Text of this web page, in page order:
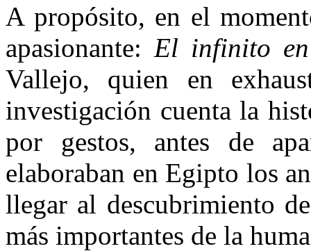
A propósito, en el
apasionante: El infinito
Vallejo, quien en
investigación cuenta la
por gestos, antes de
elaboraban en Egipto los
llegar al descubrimiento
más importantes de la